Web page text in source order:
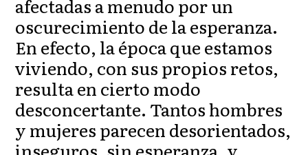
afectadas a menudo por un
oscurecimiento de la esperanza.
En efecto, la época que estamos
viviendo, con sus propios retos,
resulta en cierto modo
desconcertante. Tantos hombres
y mujeres parecen desorientados,